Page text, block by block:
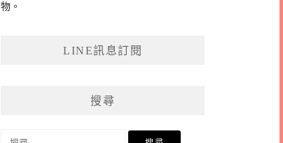
物。
LINE訊息訂閱
搜尋